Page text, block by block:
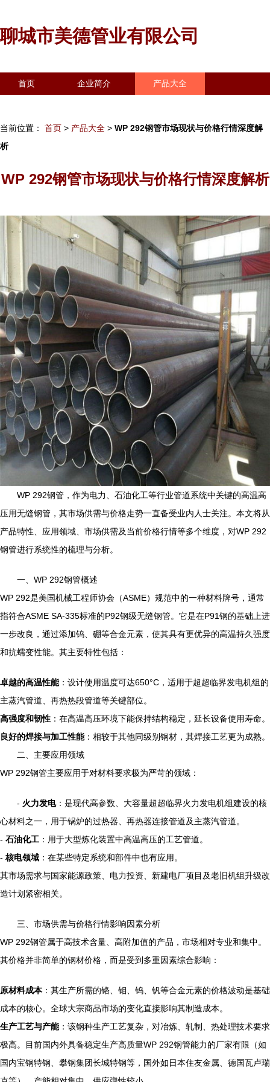
聊城市美德管业有限公司
首页 企业简介 产品大全
当前位置： 首页 > 产品大全 > WP 292钢管市场现状与价格行情深度解
析
WP 292钢管市场现状与价格行情深度解析
WP 292钢管，作为电力、石油化工等行业管道系统中关键的高温高
压用无缝钢管，其市场供需与价格走势一直备受业内人士关注。本文将从
产品特性、应用领域、市场供需及当前价格行情等多个维度，对WP 292
钢管进行系统性的梳理与分析。
一、WP 292钢管概述
WP 292是美国机械工程师协会（ASME）规范中的一种材料牌号，通常
指符合ASME SA-335标准的P92钢级无缝钢管。它是在P91钢的基础上进
一步改良，通过添加钨、硼等合金元素，使其具有更优异的高温持久强度
和抗蠕变性能。其主要特性包括：
卓越的高温性能：设计使用温度可达650°C，适用于超超临界发电机组的
主蒸汽管道、再热热段管道等关键部位。
高强度和韧性 ：在高温高压环境下能保持结构稳定，延长设备使用寿命。
良好的焊接与加工性能：相较于其他同级别钢材，其焊接工艺更为成熟。
二、主要应用领域
WP 292钢管主要应用于对材料要求极为严苛的领域：
- 火力发电：是现代高参数、大容量超超临界火力发电机组建设的核
心材料之一，用于锅炉的过热器、再热器连接管道及主蒸汽管道。
- 石油化工 ：用于大型炼化装置中高温高压的工艺管道。
- 核电领域 ：在某些特定系统和部件中也有应用。
其市场需求与国家能源政策、电力投资、新建电厂项目及老旧机组升级改
造计划紧密相关。
三、市场供需与价格行情影响因素分析
WP 292钢管属于高技术含量、高附加值的产品，市场相对专业和集中。
其价格并非简单的钢材价格，而是受到多重因素综合影响：
原材料成本：其生产所需的铬、钼、钨、钒等合金元素的价格波动是基础
成本的核心。全球大宗商品市场的变化直接影响其制造成本。
生产工艺与产能：该钢种生产工艺复杂，对冶炼、轧制、热处理技术要求
极高。目前国内外具备稳定生产高质量WP 292钢管能力的厂家有限（如
国内宝钢特钢、攀钢集团长城特钢等，国外如日本住友金属、德国瓦卢瑞